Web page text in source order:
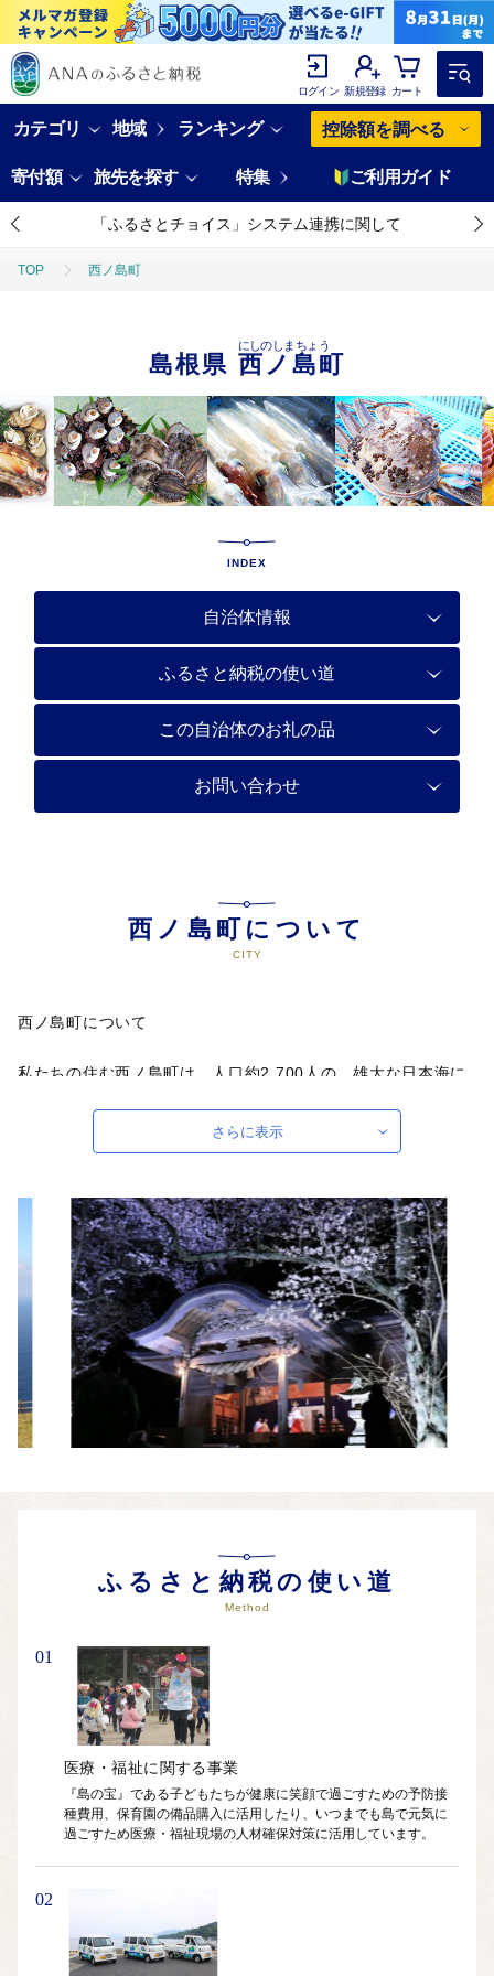
ログイン 新規登録 カート
カテゴリ 地域 ランキング 控除額を調べる
寄付額 旅先を探す 特集 ご利用ガイド
「ふるさとチョイス」システム連携に関して
TOP 西ノ島町
島根県 西ノ島町
にしのしまちょう
INDEX
自治体情報
ふるさと納税の使い道
この自治体のお礼の品
お問い合わせ
西ノ島町について
西ノ島町について
私たちの住む西ノ島町は、人口約2,700人の、雄大な日本海に
その全域が大山隠岐国立公園に指定され、さらに550万年前の
火山活動が創り出した独特の地形と生態系が評価され、平成25
のむほど美しい国賀海岸の断崖絶壁や、神秘的な通天橋は、訪
れる人々を魅了し、年間を通じて約20万人程が訪れる観光地で
もあります。
西ノ島町では、漁師たちの知恵と技術で獲れる、高品質なサザ
エやアワビ、岩ガキ、イカ等がございます。
岩ガキ養殖の発祥地です！
平成4年に全国で初めて岩ガキの養殖に成功した「岩ガキ養殖
発祥の地」です。これにより、安定した品質と供給が可能にな
り、全国的にもその名を知られるようになりました。
「白いか」などが自慢です。これらの特産品は、潮流が速く栄
養豊富な隠岐の海で育つため、身が引き締まり、旨味が凝縮さ
賀海岸でのシーカヤック体験やトレッキングツアーといった地
域資源を活かした観光振興などに取り組んでおります。
西ノ島町は、隠岐の豊かな自然と、そこで育まれる恵みを大切
を築く大切な力となります。
ふるさと納税を通じて、西ノ島町への熱いエールを心よりお待
ちしております。
さらに表示
ふるさと納税の使い道
Method
01
医療・福祉に関する事業
『島の宝』である子どもたちが健康に笑顔で過ごすための予防接
種費用、保育園の備品購入に活用したり、いつまでも島で元気に
過ごすため医療・福祉現場の人材確保対策に活用しています。
02